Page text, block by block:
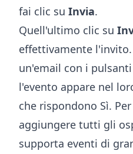
fai clic su Invia.
Quell'ultimo clic su
effettivamente
un'email con i pulsanti
l'evento appare nel
che rispondono Sì.
aggiungere tutti gli
supporta eventi di